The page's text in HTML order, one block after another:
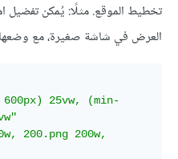
تخطيط الموقع. مثلًا: يُمكن
العرض في شاشة صغيرة، مع
25vw, (min-
200.png 200w,